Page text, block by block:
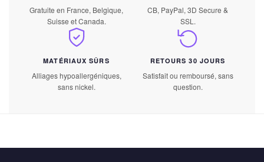
Gratuite en France, Belgique,
Suisse et Canada.
CB, PayPal, 3D Secure &
SSL.
MATÉRIAUX SÛRS
Alliages hypoallergéniques,
sans nickel.
RETOURS 30 JOURS
Satisfait ou remboursé, sans
question.